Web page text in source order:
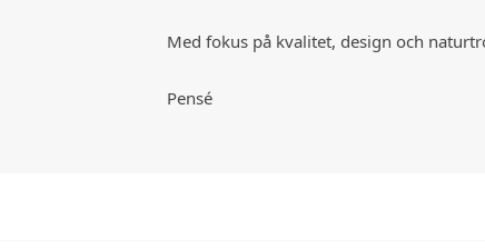
Med fokus på kvalitet, design och
Pensé